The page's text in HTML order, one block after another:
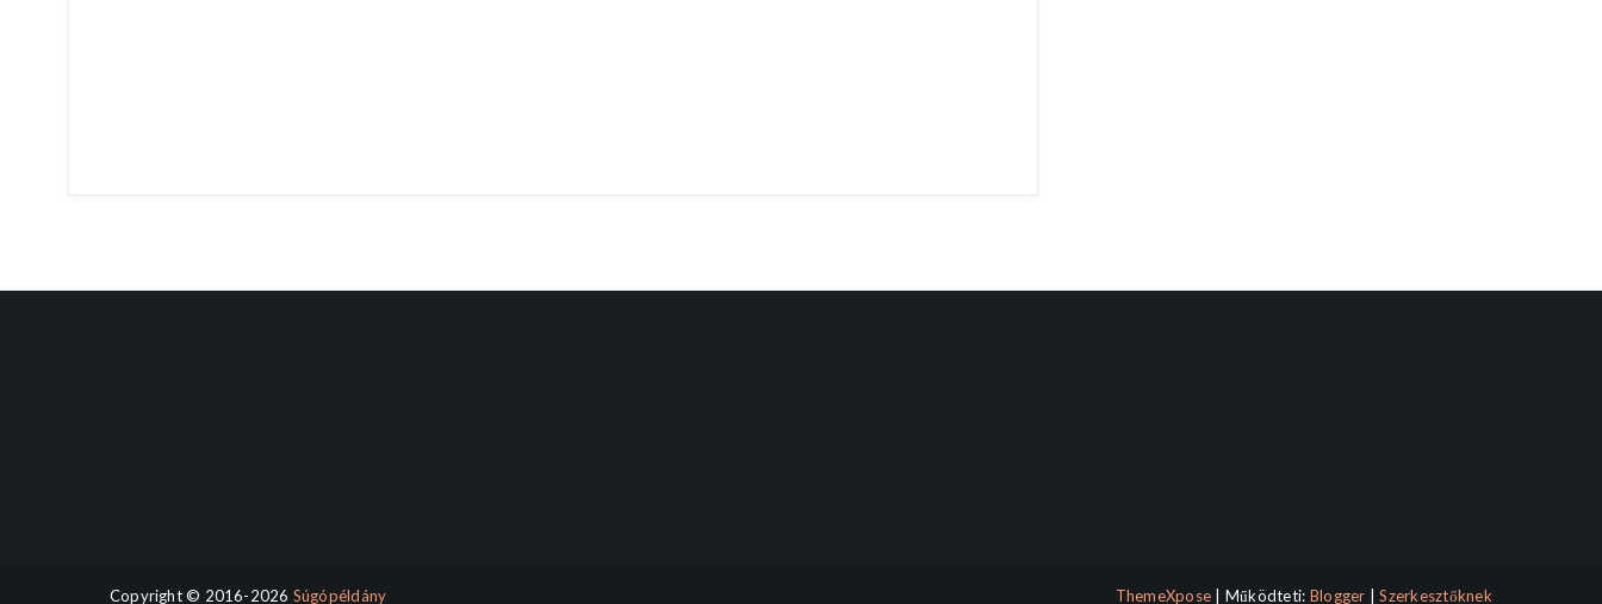
Copyright © 2016-2026 Súgópéldány ThemeXpose | Működteti: Blogger |Szerkesztőknek